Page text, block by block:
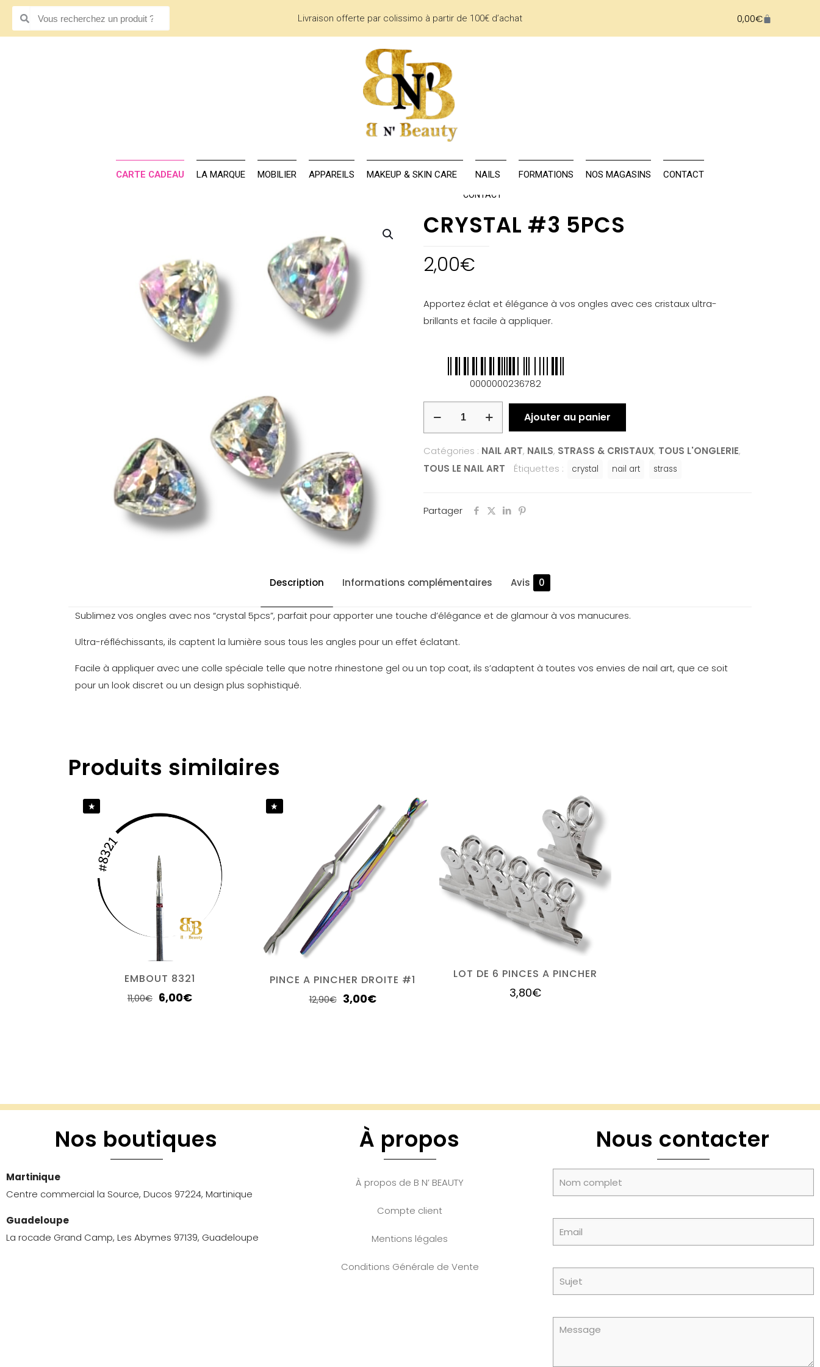
Livraison offerte par colissimo à partir de 100€ d’achat 0,00€
CONTACT
CARTE CADEAU LA MARQUE MOBILIER APPAREILS MAKEUP & SKIN CARE NAILS FORMATIONS NOS MAGASINS CONTACT
CRYSTAL #3 5PCS
2,00€
Apportez éclat et élégance à vos ongles avec ces cristaux ultra-
brillants et facile à appliquer.
0000000236782
Ajouter au panier
Catégories : NAIL ART, NAILS, STRASS & CRISTAUX, TOUS L'ONGLERIE,
TOUS LE NAIL ART
Étiquettes : crystal nail art strass
Partager
Description Informations complémentaires Avis 0
Sublimez vos ongles avec nos “crystal 5pcs”, parfait pour apporter une touche d’élégance et de glamour à vos manucures.
Ultra-réfléchissants, ils captent la lumière sous tous les angles pour un effet éclatant.
Facile à appliquer avec une colle spéciale telle que notre rhinestone gel ou un top coat, ils s’adaptent à toutes vos envies de nail art, que ce soit
pour un look discret ou un design plus sophistiqué.
Il n’y a pas encore d’avis.
Vous devez être pour publier un avis.
Produits similaires
EMBOUT 8321
11,00€ 6,00€
PINCE A PINCHER DROITE #1
12,90€ 3,00€
LOT DE 6 PINCES A PINCHER
3,80€
Nos boutiques
Martinique
Centre commercial la Source, Ducos 97224, Martinique
Guadeloupe
La rocade Grand Camp, Les Abymes 97139, Guadeloupe
À propos
À propos de B N’ BEAUTY
Compte client
Mentions légales
Conditions Générale de Vente
Nous contacter